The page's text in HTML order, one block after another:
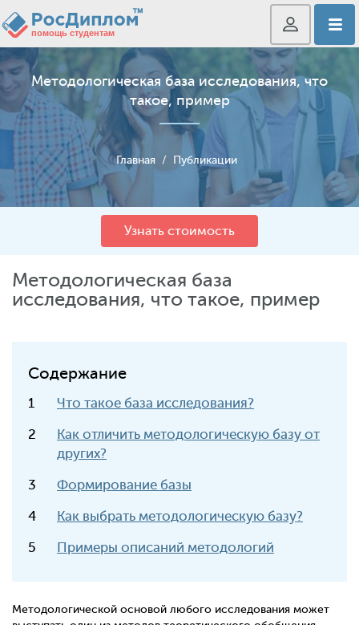
Методологическая база исследования, что
такое, пример
Главная / Публикации
Узнать стоимость
Методологическая база
исследования, что такое, пример
Содержание
Что такое база исследования?
Как отличить методологическую базу от
других?
Формирование базы
Как выбрать методологическую базу?
Примеры описаний методологий
Методологической основой любого исследования может